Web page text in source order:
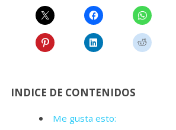
INDICE DE CONTENIDOS
Me gusta esto: